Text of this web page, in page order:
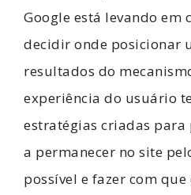
Google está levando em
decidir onde posicionar
resultados do
experiência do usuário
estratégias criadas
a permanecer no site
possível e fazer com